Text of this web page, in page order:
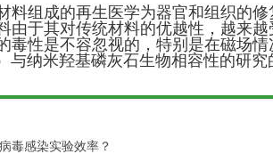
料组成的再生医学为器官和组织的
由于其对传统材料的优越性，越来
毒性是不容忽视的，特别是在磁场
与纳米羟基磷灰石生物相容性的研究
毒感染实验效率？